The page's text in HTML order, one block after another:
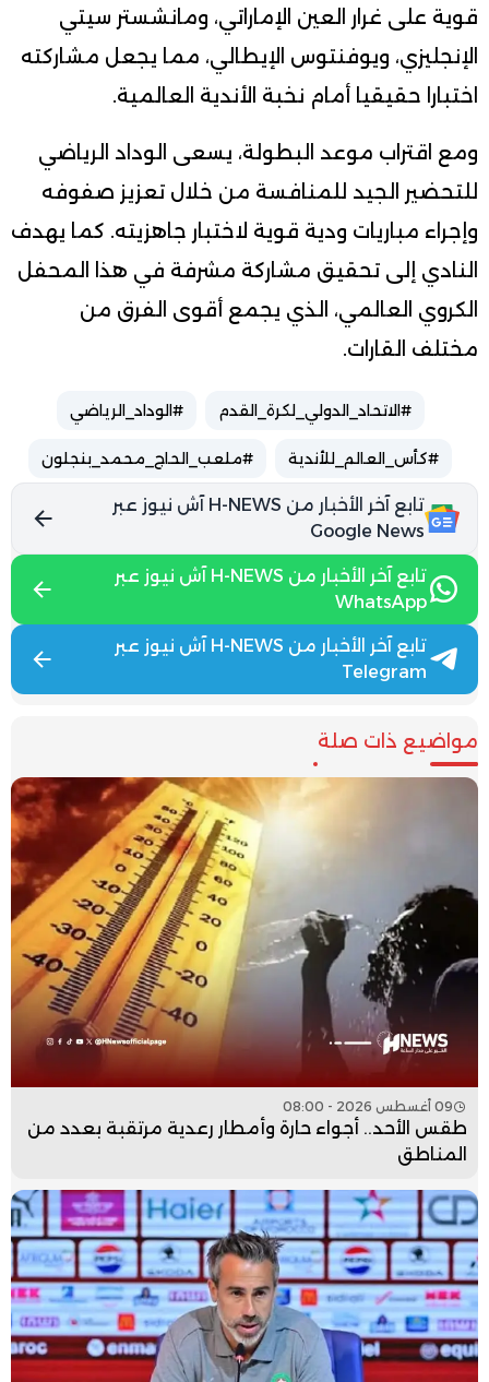
قوية على غرار العين الإماراتي، ومانشستر سيتي
الإنجليزي، ويوفنتوس الإيطالي، مما يجعل مشاركته
اختبارا حقيقيا أمام نخبة الأندية العالمية.
ومع اقتراب موعد البطولة، يسعى الوداد الرياضي
للتحضير الجيد للمنافسة من خلال تعزيز صفوفه
وإجراء مباريات ودية قوية لاختبار جاهزيته. كما يهدف
النادي إلى تحقيق مشاركة مشرفة في هذا المحفل
الكروي العالمي، الذي يجمع أقوى الفرق من
مختلف القارات.
#الاتحاد_الدولي_لكرة_القدم #الوداد_الرياضي
#كأس_العالم_للأندية #ملعب_الحاج_محمد_بنجلون
تابع آخر الأخبار من H-NEWS آش نيوز عبر
Google News
تابع آخر الأخبار من H-NEWS آش نيوز عبر
WhatsApp
تابع آخر الأخبار من H-NEWS آش نيوز عبر
Telegram
مواضيع ذات صلة
09 أغسطس 2026 - 08:00
طقس الأحد.. أجواء حارة وأمطار رعدية مرتقبة بعدد من
المناطق